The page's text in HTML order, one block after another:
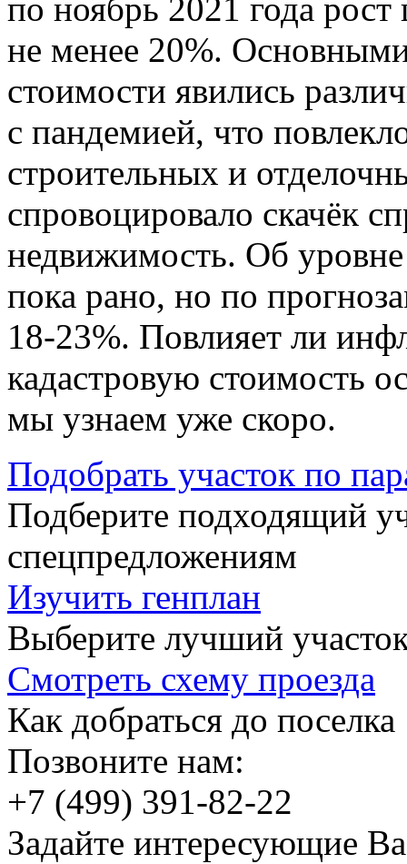
по ноябрь 2021 года
не менее 20%.
стоимости явились
с пандемией, что
строительных и
спровоцировало скачёк
недвижимость. Об
пока рано, но по
18-23%. Повлияет ли
кадастровую стоимость
мы узнаем уже скоро.
Подобрать участок по
Подберите подходящий
спецпредложениям
Изучить генплан
Выберите лучший
Смотреть схему проезда
Как добраться до поселка
Позвоните нам:
+7 (499) 391-82-22
Задайте интересующие